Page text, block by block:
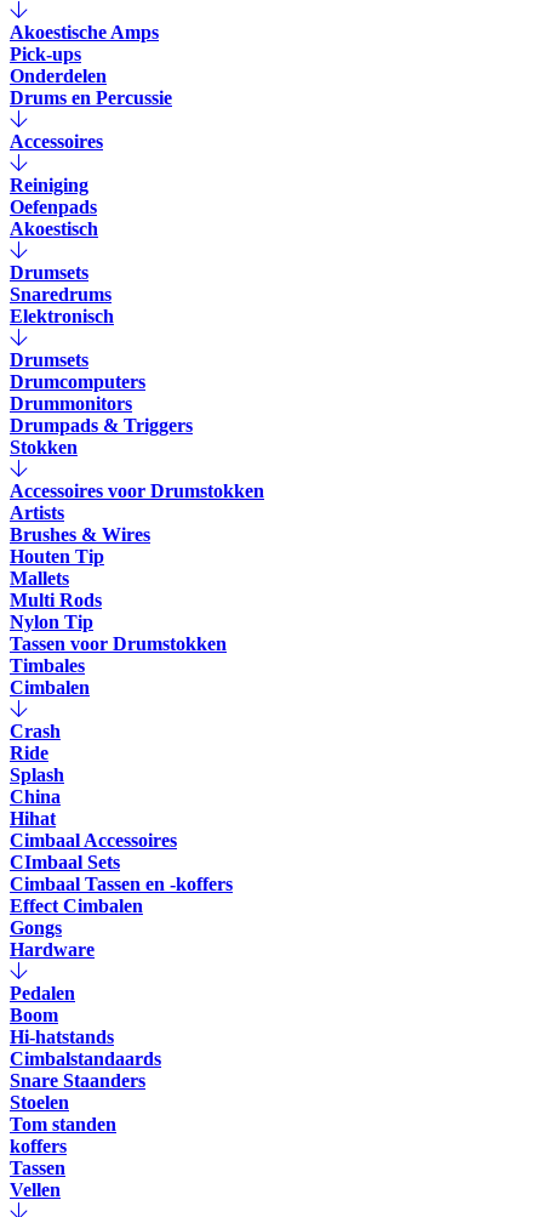
Akoestische Amps
Pick-ups
Onderdelen
Drums en Percussie
Accessoires
Reiniging
Oefenpads
Akoestisch
Drumsets
Snaredrums
Elektronisch
Drumsets
Drumcomputers
Drummonitors
Drumpads & Triggers
Stokken
Accessoires voor Drumstokken
Artists
Brushes & Wires
Houten Tip
Mallets
Multi Rods
Nylon Tip
Tassen voor Drumstokken
Timbales
Cimbalen
Crash
Ride
Splash
China
Hihat
Cimbaal Accessoires
CImbaal Sets
Cimbaal Tassen en -koffers
Effect Cimbalen
Gongs
Hardware
Pedalen
Boom
Hi-hatstands
Cimbalstandaards
Snare Staanders
Stoelen
Tom standen
koffers
Tassen
Vellen